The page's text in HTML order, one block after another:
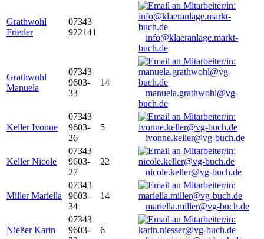
Grathwohl
Frieder
07343
922141
info@klaeranlage.markt-
buch.de
Grathwohl
Manuela
07343
9603-
33
14
manuela.grathwohl@vg-
buch.de
Keller Ivonne
07343
9603-
26
5
ivonne.keller@vg-buch.de
Keller Nicole
07343
9603-
27
22
nicole.keller@vg-buch.de
Miller Mariella
07343
9603-
34
14
mariella.miller@vg-buch.de
Nießer Karin
07343
9603-
6